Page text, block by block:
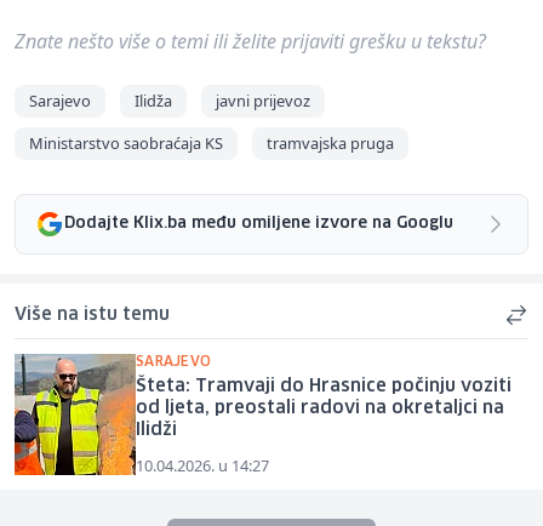
Znate nešto više o temi ili želite prijaviti grešku u tekstu?
Sarajevo Ilidža
javni prijevoz
Ministarstvo saobraćaja KS
tramvajska pruga
Dodajte Klix.ba među omiljene izvore na Googlu
Više na istu temu
SARAJEVO
Šteta: Tramvaji do Hrasnice počinju voziti
od ljeta, preostali radovi na okretaljci na
Ilidži
10.04.2026. u 14:27